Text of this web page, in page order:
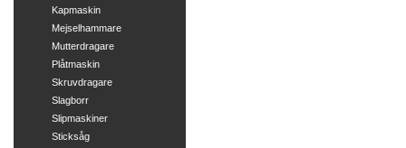
Kapmaskin
Mejselhammare
Mutterdragare
Plåtmaskin
Skruvdragare
Slagborr
Slipmaskiner
Sticksåg